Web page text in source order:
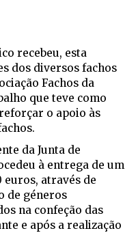
recebeu, esta
dos diversos fachos
Fachos da
que teve como
o apoio às
da Junta de
à entrega de um
euros, através de
de géneros
na confeção das
e após a realização